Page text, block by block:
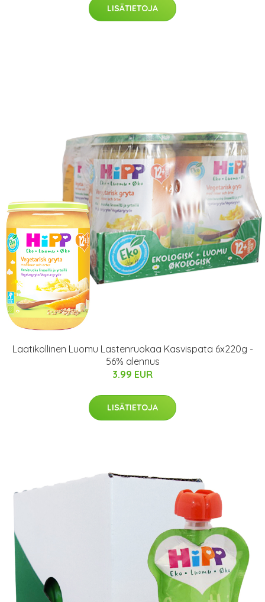
LISÄTIETOJA
Laatikollinen Luomu Lastenruokaa Kasvispata 6x220g -
56% alennus
3.99 EUR
LISÄTIETOJA